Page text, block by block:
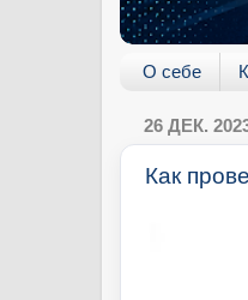
О себе
26 ДЕК.
Как